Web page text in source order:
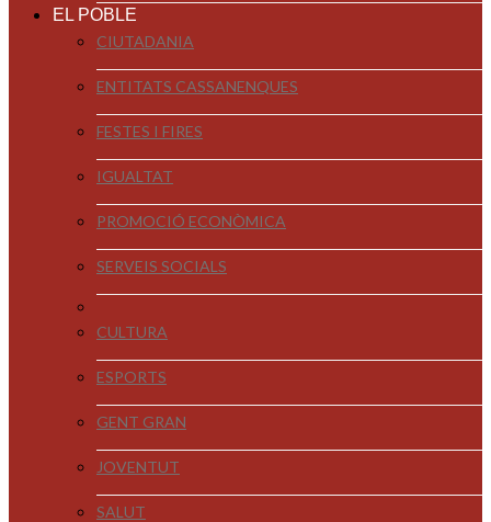
EL POBLE
CIUTADANIA
ENTITATS CASSANENQUES
FESTES I FIRES
IGUALTAT
PROMOCIÓ ECONÒMICA
SERVEIS SOCIALS
CULTURA
ESPORTS
GENT GRAN
JOVENTUT
SALUT